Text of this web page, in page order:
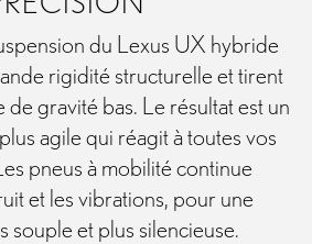
du Lexus UX hybride
rigidité structurelle et tirent
gravité bas. Le résultat est un
agile qui réagit à toutes vos
pneus à mobilité continue
et les vibrations, pour une
souple et plus silencieuse.